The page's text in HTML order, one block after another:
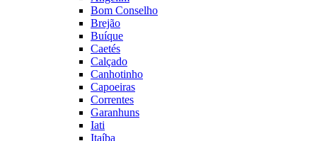
Bom Conselho
Brejão
Buíque
Caetés
Calçado
Canhotinho
Capoeiras
Correntes
Garanhuns
Iati
Itaíba